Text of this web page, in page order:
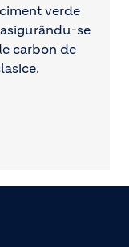
verde
se
carbon de